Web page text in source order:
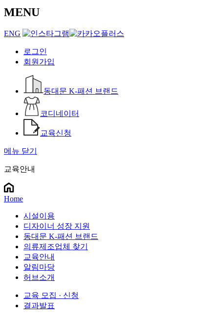
MENU
ENG
로그인
회원가입
동대문 K-패션 브랜드
코디네이터
교육신청
메뉴 닫기
교육안내
Home
시설이용
디자이너 성장 지원
동대문 K-패션 브랜드
의류제조업체 찾기
교육안내
알림마당
허브소개
교육 모집 · 신청
결과발표